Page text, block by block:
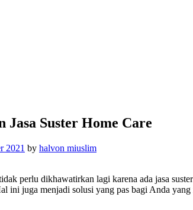
Jasa Suster Home Care
2021 by halvon miuslim
perlu dikhawatirkan lagi karena ada jasa
ini juga menjadi solusi yang pas bagi Anda